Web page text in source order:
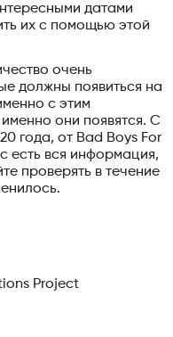
датами
их с помощью этой
очень
должны появиться на
с этим
они появятся. С
года, от Bad Boys For
есть вся информация,
проверять в течение
Project